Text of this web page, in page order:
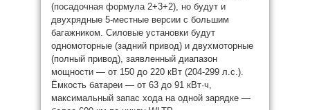
(посадочная формула 2+3+2), но будут и
двухрядные 5-местные версии с большим
багажником. Силовые установки будут
одномоторные (задний привод) и двухмоторные
(полный привод), заявленный диапазон
мощности — от 150 до 220 кВт (204-299 л.с.).
Ёмкость батареи — от 63 до 91 кВт·ч,
максимальный запас хода на одной зарядке —